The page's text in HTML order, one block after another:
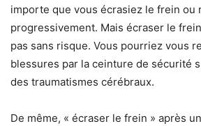
importe que vous écrasiez le frein ou
progressivement. Mais écraser le
pas sans risque. Vous pourriez vous
blessures par la ceinture de sécurité
des traumatismes cérébraux.
De même, « écraser le frein » après